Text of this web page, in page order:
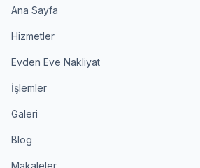
Ana Sayfa
Hizmetler
Evden Eve Nakliyat
İşlemler
Galeri
Blog
Makaleler